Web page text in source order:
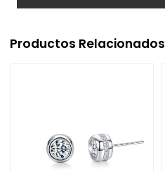
Productos Relacionados